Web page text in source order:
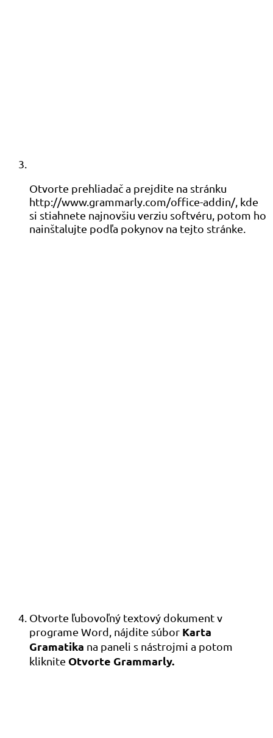
Otvorte prehliadač a prejdite na stránku
http://www.grammarly.com/office-addin/, kde
si stiahnete najnovšiu verziu softvéru, potom ho
nainštalujte podľa pokynov na tejto stránke.
Otvorte ľubovoľný textový dokument v
programe Word, nájdite súbor Karta
Gramatika na paneli s nástrojmi a potom
kliknite Otvorte Grammarly.